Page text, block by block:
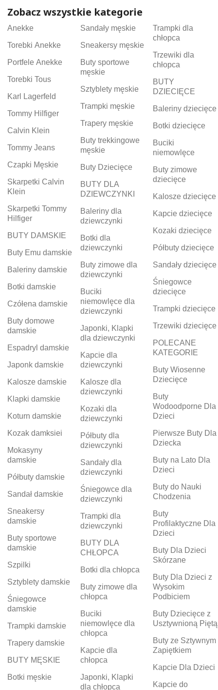
Zobacz wszystkie kategorie
Anekke
Torebki Anekke
Portfele Anekke
Torebki Tous
Karl Lagerfeld
Tommy Hilfiger
Calvin Klein
Tommy Jeans
Czapki Męskie
Skarpetki Calvin
Klein
Skarpetki Tommy
Hilfiger
BUTY DAMSKIE
Buty Emu damskie
Baleriny damskie
Botki damskie
Czółena damskie
Buty domowe
damskie
Espadryl damskie
Japonk damskie
Kalosze damskie
Klapki damskie
Koturn damskie
Kozak damksiei
Mokasyny
damskie
Półbuty damskie
Sandał damskie
Sneakersy
damskie
Buty sportowe
damskie
Szpilki
Sztyblety damskie
Śniegowce
damskie
Trampki damskie
Trapery damskie
BUTY MĘSKIE
Botki męskie
Sandały męskie
Sneakersy męskie
Buty sportowe
męskie
Sztyblety męskie
Trampki męskie
Trapery męskie
Buty trekkingowe
męskie
Buty Dziecięce
BUTY DLA
DZIEWCZYNKI
Baleriny dla
dziewczynki
Botki dla
dziewczynki
Buty zimowe dla
dziewczynki
Buciki
niemowlęce dla
dziewczynki
Japonki, Klapki
dla dziewczynki
Kapcie dla
dziewczynki
Kalosze dla
dziewczynki
Kozaki dla
dziewczynki
Półbuty dla
dziewczynki
Sandały dla
dziewczynki
Śniegowce dla
dziewczynki
Trampki dla
dziewczynki
BUTY DLA
CHŁOPCA
Botki dla chłopca
Buty zimowe dla
chłopca
Buciki
niemowlęce dla
chłopca
Kapcie dla
chłopca
Japonki, Klapki
dla chłopca
Trampki dla
chłopca
Trzewiki dla
chłopca
BUTY
DZIECIĘCE
Baleriny dziecięce
Botki dziecięce
Buciki
niemowlęce
Buty zimowe
dziecięce
Kalosze dziecięce
Kapcie dziecięce
Kozaki dziecięce
Półbuty dziecięce
Sandały dziecięce
Śniegowce
dziecięce
Trampki dziecięce
Trzewiki dziecięce
POLECANE
KATEGORIE
Buty Wiosenne
Dziecięce
Buty
Wodoodporne Dla
Dzieci
Pierwsze Buty Dla
Dziecka
Buty na Lato Dla
Dzieci
Buty do Nauki
Chodzenia
Buty
Profilaktyczne Dla
Dzieci
Buty Dla Dzieci
Skórzane
Buty Dla Dzieci z
Wysokim
Podbiciem
Buty Dziecięce z
Usztywnioną Piętą
Buty ze Sztywnym
Zapiętkiem
Kapcie Dla Dzieci
Kapcie do